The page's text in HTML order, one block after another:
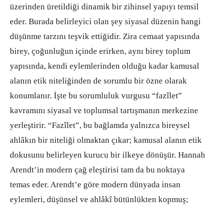
üzerinden üretildiği dinamik bir zihinsel yapıyı temsil
eder. Burada belirleyici olan şey siyasal düzenin hangi
düşünme tarzını teşvik ettiğidir. Zira cemaat yapısında
birey, çoğunluğun içinde erirken, aynı birey toplum
yapısında, kendi eylemlerinden olduğu kadar kamusal
alanın etik niteliğinden de sorumlu bir özne olarak
konumlanır. İşte bu sorumluluk vurgusu “fazîlet”
kavramını siyasal ve toplumsal tartışmanın merkezine
yerleştirir. “Fazîlet”, bu bağlamda yalnızca bireysel
ahlâkın bir niteliği olmaktan çıkar; kamusal alanın etik
dokusunu belirleyen kurucu bir ilkeye dönüşür. Hannah
Arendt’in modern çağ eleştirisi tam da bu noktaya
temas eder. Arendt’e göre modern dünyada insan
eylemleri, düşünsel ve ahlâkî bütünlükten kopmuş;